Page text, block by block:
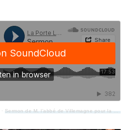
· Sermon de M. l’ab­bé de Villemagne pour la messe d’en­ter­re­ment de Sr Marie Emmanuel